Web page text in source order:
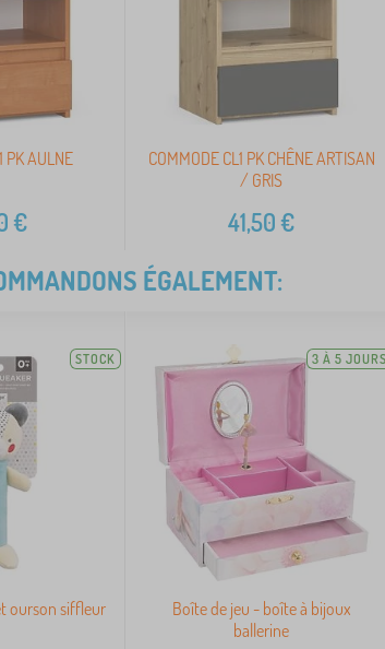
PK AULNE
€
COMMODE CL1 PK CHÊNE ARTISAN
/ GRIS
41,50€
ÉGALEMENT:
STOCK
ourson siffleur
3 À 5 JOURS
Boîte de jeu - boîte à bijoux
ballerine